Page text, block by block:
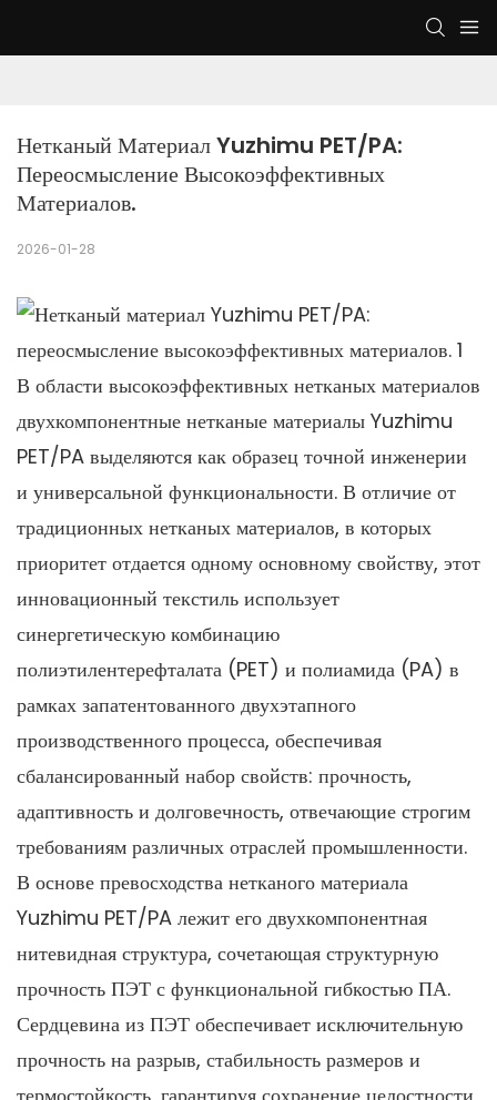
Нетканый Материал Yuzhimu PET/PA:
Переосмысление Высокоэффективных
Материалов.
2026-01-28
В области высокоэффективных нетканых материалов
двухкомпонентные нетканые материалы Yuzhimu
PET/PA выделяются как образец точной инженерии
и универсальной функциональности. В отличие от
традиционных нетканых материалов, в которых
приоритет отдается одному основному свойству, этот
инновационный текстиль использует
синергетическую комбинацию
полиэтилентерефталата (PET) и полиамида (PA) в
рамках запатентованного двухэтапного
производственного процесса, обеспечивая
сбалансированный набор свойств: прочность,
адаптивность и долговечность, отвечающие строгим
требованиям различных отраслей промышленности.
В основе превосходства нетканого материала
Yuzhimu PET/PA лежит его двухкомпонентная
нитевидная структура, сочетающая структурную
прочность ПЭТ с функциональной гибкостью ПА.
Сердцевина из ПЭТ обеспечивает исключительную
прочность на разрыв, стабильность размеров и